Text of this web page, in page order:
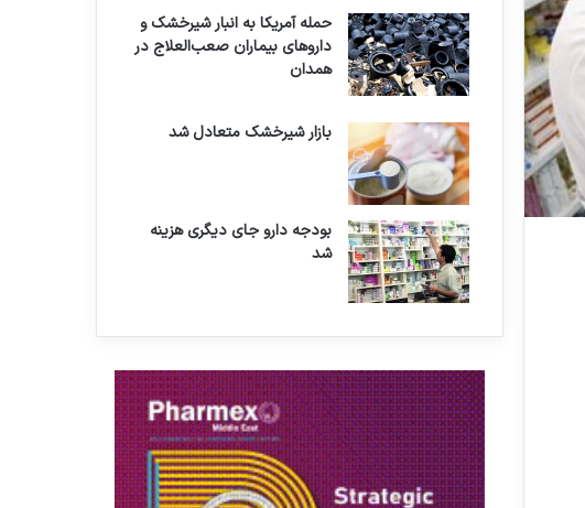
حمله آمریکا به انبار شیرخشک و
داروهای بیماران صعب‌العلاج در
همدان
بازار شیرخشک متعادل شد
بودجه دارو جای دیگری هزینه
شد